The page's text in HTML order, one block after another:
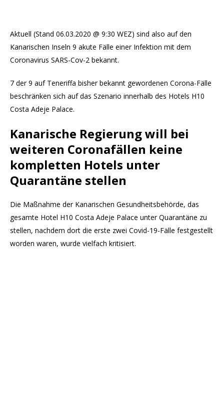
Aktuell (Stand 06.03.2020 @ 9:30 WEZ) sind also auf den
Kanarischen Inseln 9 akute Fälle einer Infektion mit dem
Coronavirus SARS-Cov-2 bekannt.
7 der 9 auf Teneriffa bisher bekannt gewordenen Corona-Fälle
beschränken sich auf das Szenario innerhalb des Hotels H10
Costa Adeje Palace.
Kanarische Regierung will bei
weiteren Coronafällen keine
kompletten Hotels unter
Quarantäne stellen
Die Maßnahme der Kanarischen Gesundheitsbehörde, das
gesamte Hotel H10 Costa Adeje Palace unter Quarantäne zu
stellen, nachdem dort die erste zwei Covid-19-Fälle festgestellt
worden waren, wurde vielfach kritisiert.